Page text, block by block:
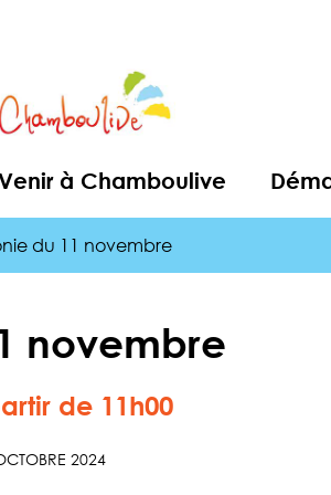
à Chamboulive
du 11 novembre
novembre
de 11h00
2024